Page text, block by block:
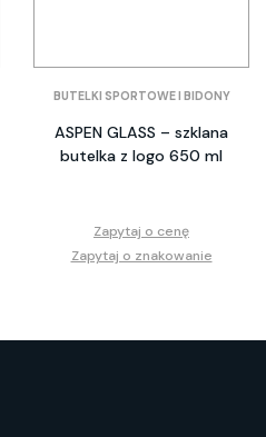
BUTELKI SPORTOWE I BIDONY
ASPEN GLASS – szklana
butelka z logo 650 ml
Zapytaj o cenę
Zapytaj o znakowanie